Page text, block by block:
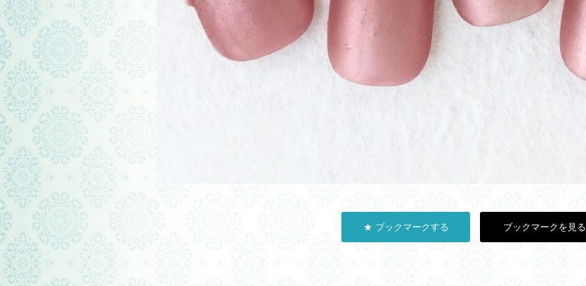
★ ブックマークする ブックマークを見る